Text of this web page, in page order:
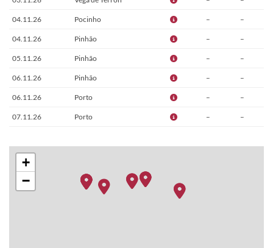
04.11.26 Pocinho – –
04.11.26 Pinhão – –
05.11.26 Pinhão – –
06.11.26 Pinhão – –
06.11.26 Porto – –
07.11.26 Porto – –
+
−